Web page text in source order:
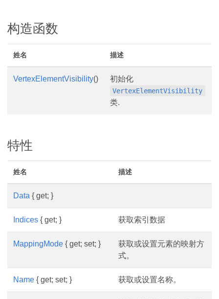
构造函数
姓名 描述
VertexElementVisibility() 初始化
VertexElementVisibility
类.
特性
姓名 描述
Data { get; }
Indices { get; } 获取索引数据
MappingMode { get; set; }
获取或设置元素的映射方
式。
Name { get; set; } 获取或设置名称。